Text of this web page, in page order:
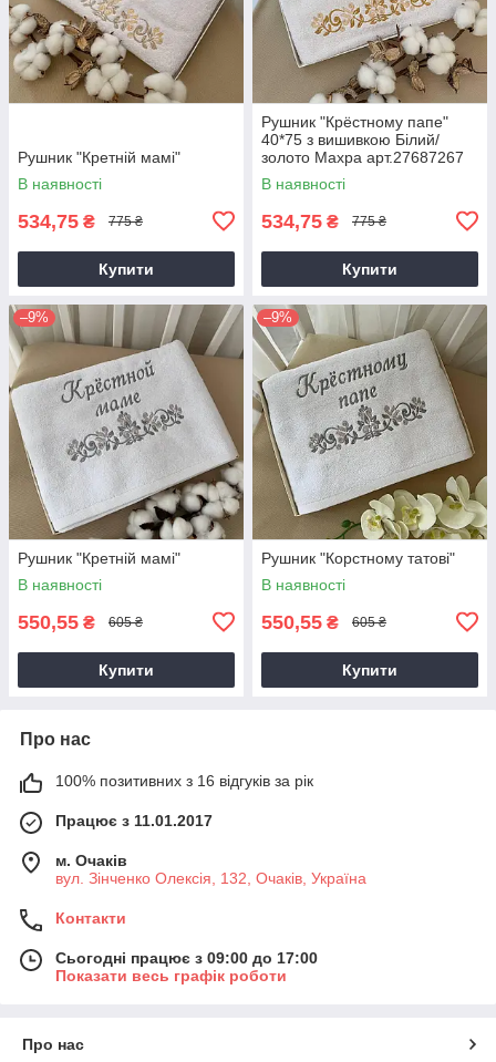
Рушник "Кретній мамі"
В наявності
534,75 ₴ 775 ₴
Купити
Рушник "Крёстному папе"
40*75 з вишивкою Білий/
золото Махра арт.27687267
40*75 см.(р)
В наявності
534,75 ₴ 775 ₴
Купити
–9%
Рушник "Кретній мамі"
В наявності
550,55 ₴ 605 ₴
Купити
–9%
Рушник "Корстному татові"
В наявності
550,55 ₴ 605 ₴
Купити
Про нас
100% позитивних з 16 відгуків за рік
Працює з 11.01.2017
м. Очаків
вул. Зінченко Олексія, 132, Очаків, Україна
Контакти
Сьогодні працює з 09:00 до 17:00
Показати весь графік роботи
Про нас